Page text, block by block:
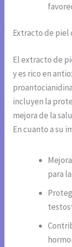
Extracto de piel
El extracto de
y es rico en
incluyen la
mejora de la
En cuanto a su
para